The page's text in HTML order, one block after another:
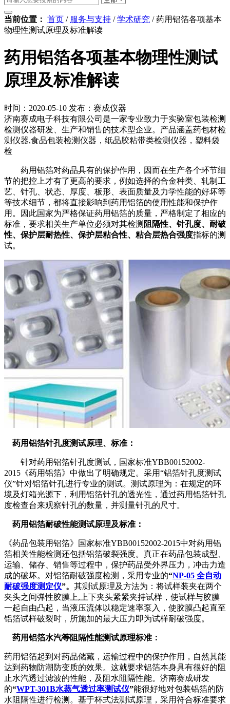
当前位置： 首页 / 服务与支持 / 学术研究 /药用铝箔各项基本
物理性测试原理及标准解读
药用铝箔各项基本物理性测试
原理及标准解读
时间：2020-05-10 发布：赛成仪器
济南赛成电子科技有限公司是一家专业致力于实验室包装检测
检测仪器研发、生产和销售的技术型企业。产品涵盖药包材检
测仪器,食品包装检测仪器，纸品胶粘带类检测仪器，塑料袋
检
药用铝箔对药品具有的保护作用，因而在生产各个环节细
节的把控上才有了更高的要求，例如选择的合金种类、轧制工
艺、针孔、状态、厚度、板形、表面质量及力学性能的好坏等
等技术细节，都将直接影响到药用铝箔的使用性能和保护作
用。因此国家为严格保证药用铝箔的质量，严格制定了相应的
标准，要求相关生产单位必须对其检测 阻隔性、针孔度、耐破
性、保护层耐热性、保护层粘合性、粘合层热合强度指标的测
试。
药用铝箔针孔度测试原理、标准：
针对药用铝箔针孔度测试，国家标准YBB00152002-
2015《药用铝箔》中做出了明确规定。采用“铝箔针孔度测试
仪”针对铝箔针孔进行专业的测试。测试原理为：在规定的环
境及灯箱光源下，利用铝箔针孔的透光性，通过药用铝箔针孔
度检查台来观察针孔的数量，并测量针孔的尺寸。
药用铝箔耐破性能测试原理及标准：
《药品包装用铝箔》国家标准YBB00152002-2015中对药用铝
箔相关性能检测还包括铝箔破裂强度。真正在药品包装成型、
运输、储存、销售等过程中，保护药品受外界压力，冲击力造
成的破坏。对铝箔耐破强度检测，采用专业的“NP-05 全自动
耐破强度测定仪”。 其测试原理及方法为：将试样装夹在两个
夹头之间弹性胶膜上,上下夹头紧紧夹持试样，使试样与胶膜
一起自由凸起，当液压流体以稳定速率泵入，使胶膜凸起直至
铝箔试样破裂时，所施加的最大压力即为试样耐破强度。
药用铝箔水汽等阻隔性能测试原理标准：
药用铝箔起到对药品储藏，运输过程中的保护作用，自然其能
达到药物防潮防变质的效果。这就要求铝箔本身具有很好的阻
止水汽透过滤波的性能，及阻水阻隔性能。济南赛成研发
的“WPT-301B水蒸气透过率测试仪”能很好地对包装铝箔的防
水阻隔性进行检测。基于杯式法测试原理，采用符合标准要求